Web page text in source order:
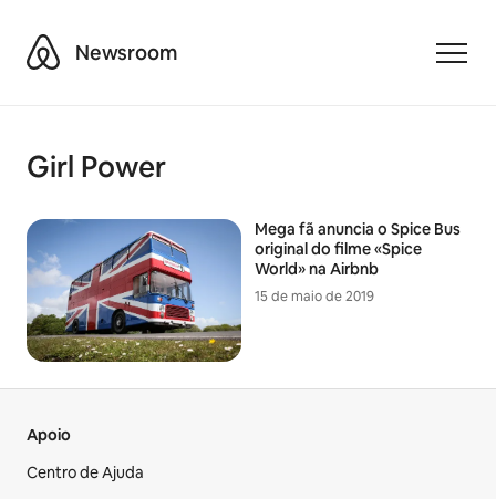
AirbnbNewsroom
Girl Power
Mega fã anuncia o Spice Bus
original do filme «Spice
World» na Airbnb
15 de maio de 2019
Apoio
Centro de Ajuda